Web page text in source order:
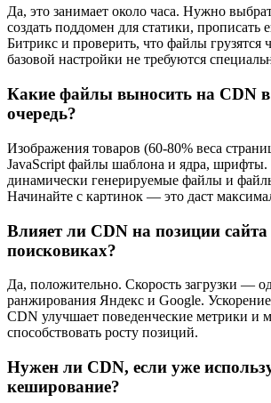
Да, это занимает около часа. Нужно
создать поддомен для статики, прописать
Битрикс и проверить, что файлы грузятся
базовой настройки не требуются
Какие файлы выносить на CDN
очередь?
Изображения товаров (60-80% веса
JavaScript файлы шаблона и ядра,
динамически генерируемые файлы и
Начинайте с картинок — это даст
Влияет ли CDN на позиции сайта
поисковиках?
Да, положительно. Скорость загрузки —
ранжирования Яндекс и Google.
CDN улучшает поведенческие метрики и
способствовать росту позиций.
Нужен ли CDN, если уже
кеширование?